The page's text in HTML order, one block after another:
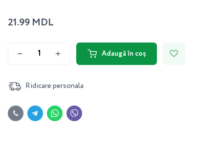
21.99 MDL
Adaugă în coș
Ridicare personala